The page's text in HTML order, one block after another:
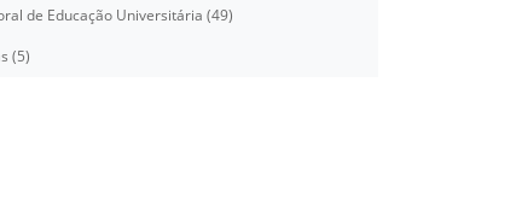
de Educação Universitária (49)
(5)